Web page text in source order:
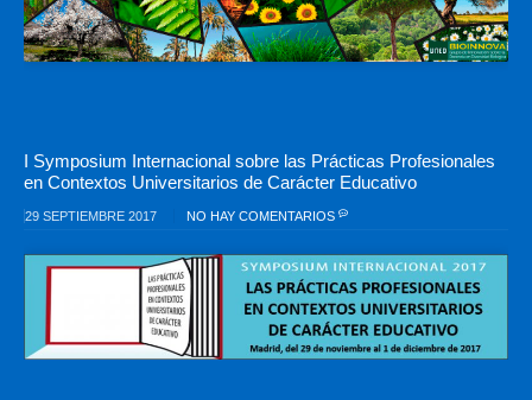
I Symposium Internacional sobre las Prácticas Profesionales
en Contextos Universitarios de Carácter Educativo
29 SEPTIEMBRE 2017 NO HAY COMENTARIOS